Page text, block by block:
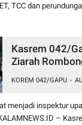
TCC dan
Kasrem 042/
Ziarah
TMP Satria
KOREM 042/GAPU -
menjadi inspektur
–